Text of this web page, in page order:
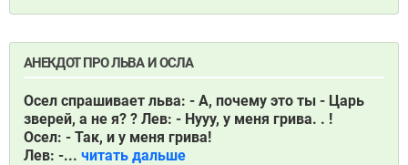
АНЕКДОТ ПРО ЛЬВА И ОСЛА
Осел спрашивает льва: - А, почему это ты - Царь
зверей, а не я? ? Лев: - Нууу, у меня грива. . !
Осел: - Так, и у меня грива!
Лев: -... читать дальше